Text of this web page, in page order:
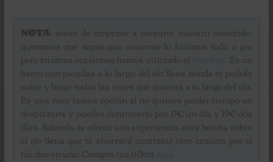
NOTA : antes de empezar a contarte nuestro recorrido,
queremos que sepas que nosotras lo hicimos todo a pie
pero en otras ocasiones hemos utilizado el
. Es un
barco con paradas a lo largo del río Sena donde te podrás
subir y bajar todas las veces que quieras a lo largo del día.
Es una muy buena opción si no quieres perder tiempo en
desplazarte y puedes contratarlo por 17€ un día y 19€ dos
días. Además, te ofrece una experiencia muy bonita sobre
el río Sena que te ahorrará contratar otro crucero por el
río, dos en uno. Compra tus ticket